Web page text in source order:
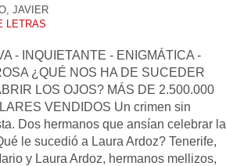
JAVIER
LETRAS
- INQUIETANTE - ENIGMÁTICA -
¿QUÉ NOS HA DE SUCEDER
LOS OJOS? MÁS DE 2.500.000
VENDIDOS Un crimen sin
Dos hermanos que ansían celebrar la
le sucedió a Laura Ardoz? Tenerife,
y Laura Ardoz, hermanos mellizos,